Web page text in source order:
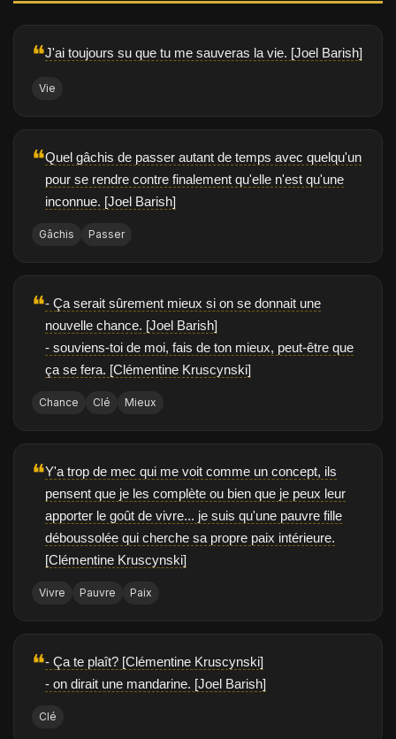
❝J'ai toujours su que tu me sauveras la vie. [Joel Barish]
Vie
❝Quel gâchis de passer autant de temps avec quelqu'un
pour se rendre contre finalement qu'elle n'est qu'une
inconnue. [Joel Barish]
Gâchis Passer
❝- Ça serait sûrement mieux si on se donnait une
nouvelle chance. [Joel Barish]
- souviens-toi de moi, fais de ton mieux, peut-être que
ça se fera. [Clémentine Kruscynski]
Chance Clé Mieux
❝Y'a trop de mec qui me voit comme un concept, ils
pensent que je les complète ou bien que je peux leur
apporter le goût de vivre... je suis qu'une pauvre fille
déboussolée qui cherche sa propre paix intérieure.
[Clémentine Kruscynski]
Vivre Pauvre Paix
❝- Ça te plaît? [Clémentine Kruscynski]
- on dirait une mandarine. [Joel Barish]
Clé